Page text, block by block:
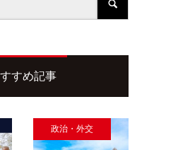
すめ記事
政治・外交